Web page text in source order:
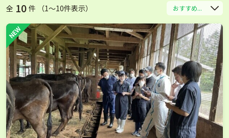
全 10 件 （1〜10件表示） おすすめ...
NEW